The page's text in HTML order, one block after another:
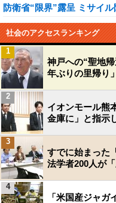
防衛省“限界”露呈 ミサイ
社会のアクセスランキング
神戸への“聖地
年ぶりの里帰り
1
イオンモール熊
金庫に」と指示
2
すでに始まった
法学者200人が
3
「米国産ジャガ
4